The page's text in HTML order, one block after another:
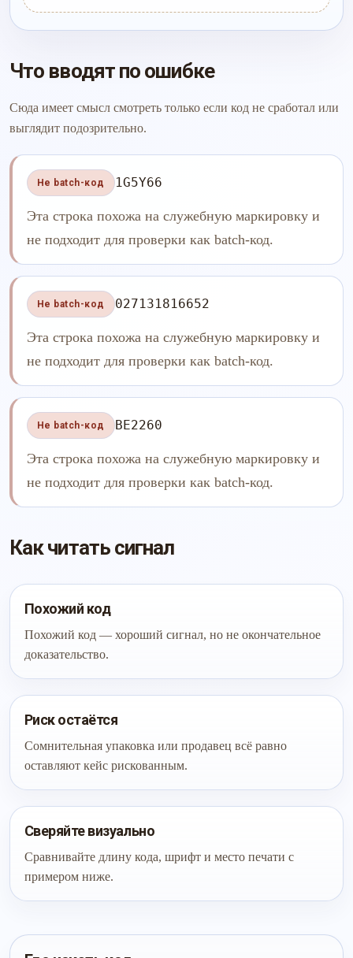
Что вводят по ошибке
Сюда имеет смысл смотреть только если код не сработал или
выглядит подозрительно.
Не batch-код 1G5Y66
Эта строка похожа на служебную маркировку и
не подходит для проверки как batch-код.
Не batch-код 027131816652
Эта строка похожа на служебную маркировку и
не подходит для проверки как batch-код.
Не batch-код BE2260
Эта строка похожа на служебную маркировку и
не подходит для проверки как batch-код.
Как читать сигнал
Похожий код
Похожий код — хороший сигнал, но не окончательное
доказательство.
Риск остаётся
Сомнительная упаковка или продавец всё равно
оставляют кейс рискованным.
Сверяйте визуально
Сравнивайте длину кода, шрифт и место печати с
примером ниже.